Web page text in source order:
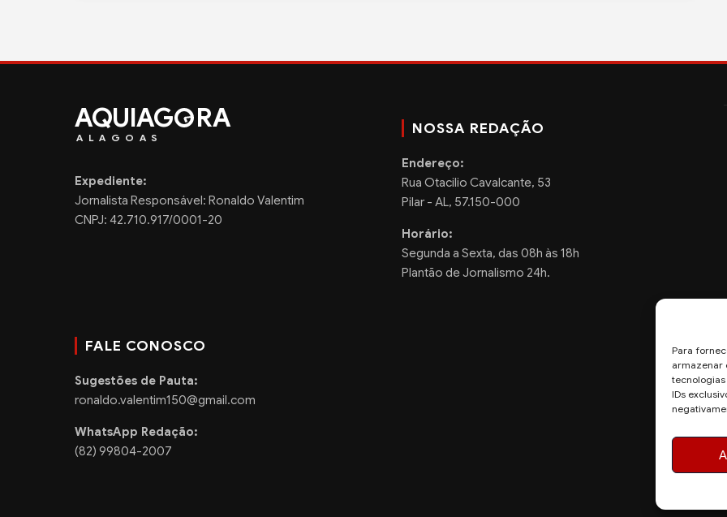
Para
armazenar
IDs
AQUIAG RA
ALAGOAS
Expediente:
Jornalista Responsável: Ronaldo Valentim
CNPJ: 42.710.917/0001-20
NOSSA REDAÇÃO
Endereço:
Rua Otacilio Cavalcante, 53
Pilar - AL, 57.150-000
Horário:
Segunda a Sexta, das 08h às 18h
Plantão de Jornalismo 24h.
FALE CONOSCO
Sugestões de Pauta:
ronaldo.valentim150@gmail.com
WhatsApp Redação:
(82) 99804-2007